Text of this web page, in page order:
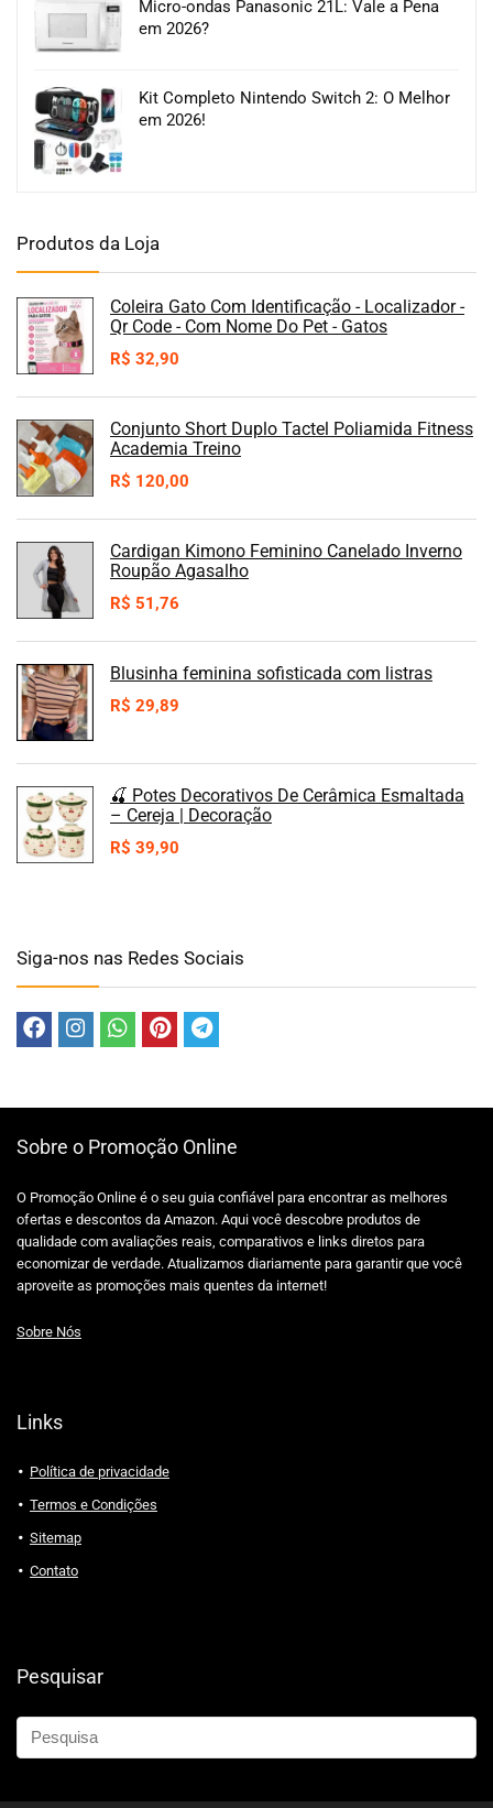
Micro-ondas Panasonic 21L: Vale a Pena
em 2026?
Kit Completo Nintendo Switch 2: O Melhor
em 2026!
Produtos da Loja
Coleira Gato Com Identificação - Localizador -
Qr Code - Com Nome Do Pet - Gatos
R$ 32,90
Conjunto Short Duplo Tactel Poliamida Fitness
Academia Treino
R$ 120,00
Cardigan Kimono Feminino Canelado Inverno
Roupão Agasalho
R$ 51,76
Blusinha feminina sofisticada com listras
R$ 29,89
🍒 Potes Decorativos De Cerâmica Esmaltada
– Cereja | Decoração
R$ 39,90
Siga-nos nas Redes Sociais
Sobre o Promoção Online
O Promoção Online é o seu guia confiável para encontrar as melhores
ofertas e descontos da Amazon. Aqui você descobre produtos de
qualidade com avaliações reais, comparativos e links diretos para
economizar de verdade. Atualizamos diariamente para garantir que você
aproveite as promoções mais quentes da internet!
Sobre Nós
Links
Política de privacidade
Termos e Condições
Sitemap
Contato
Pesquisar